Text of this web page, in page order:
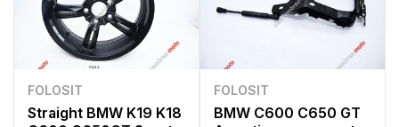
FOLOSIT
Straight BMW K19 K18
FOLOSIT
BMW C600 C650 GT